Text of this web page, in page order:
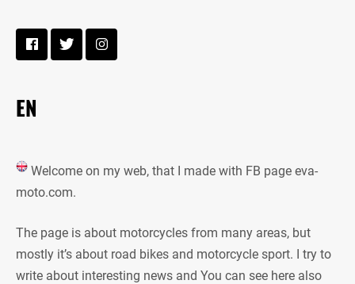
EN
Welcome on my web, that I made with FB page eva-
moto.com.
The page is about motorcycles from many areas, but
mostly it’s about road bikes and motorcycle sport. I try to
write about interesting news and You can see here also